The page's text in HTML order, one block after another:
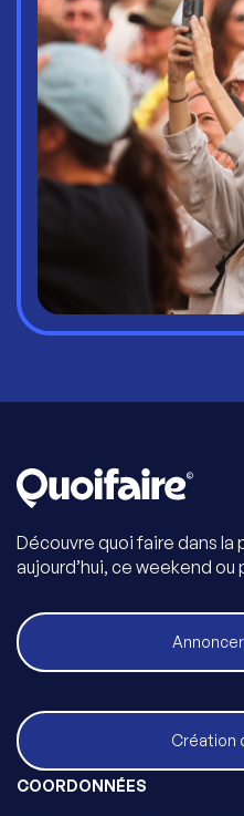
Découvre quoi faire dans
aujourd’hui, ce weekend ou
Création
COORDONNÉES